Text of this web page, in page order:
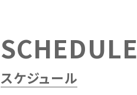
SCHEDULE
スケジュール